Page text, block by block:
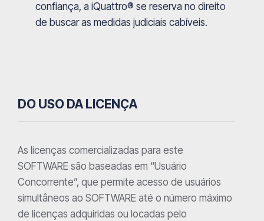
confiança, a iQuattro® se reserva no direito
de buscar as medidas judiciais cabíveis.
DO USO DA LICENÇA
As licenças comercializadas para este
SOFTWARE são baseadas em “Usuário
Concorrente”, que permite acesso de usuários
simultâneos ao SOFTWARE até o número máximo
de licenças adquiridas ou locadas pelo